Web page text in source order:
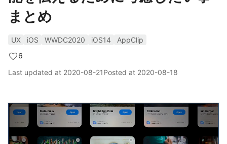
まとめ
UX iOS WWDC2020 iOS14
AppClip
6
Last updated at 2020-08-21Posted at 2020-08-18